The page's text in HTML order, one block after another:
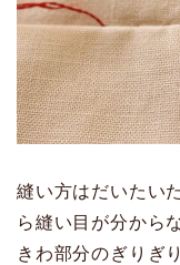
縫い方はだいたい
ら縫い目が分から
きわ部分のぎりぎ